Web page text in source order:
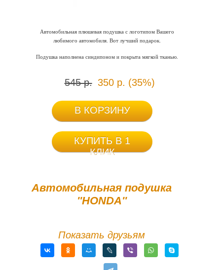
Автомобильная подушка
''HONDA''
Автомобильная плюшевая подушка с логотипом Вашего
любимого автомобиля. Вот лучший подарок.
Подушка наполнена синдипоном и покрыта мягкой тканью.
545 р. 350 р. (35%)
В КОРЗИНУ
КУПИТЬ В 1
КЛИК
Показать друзьям